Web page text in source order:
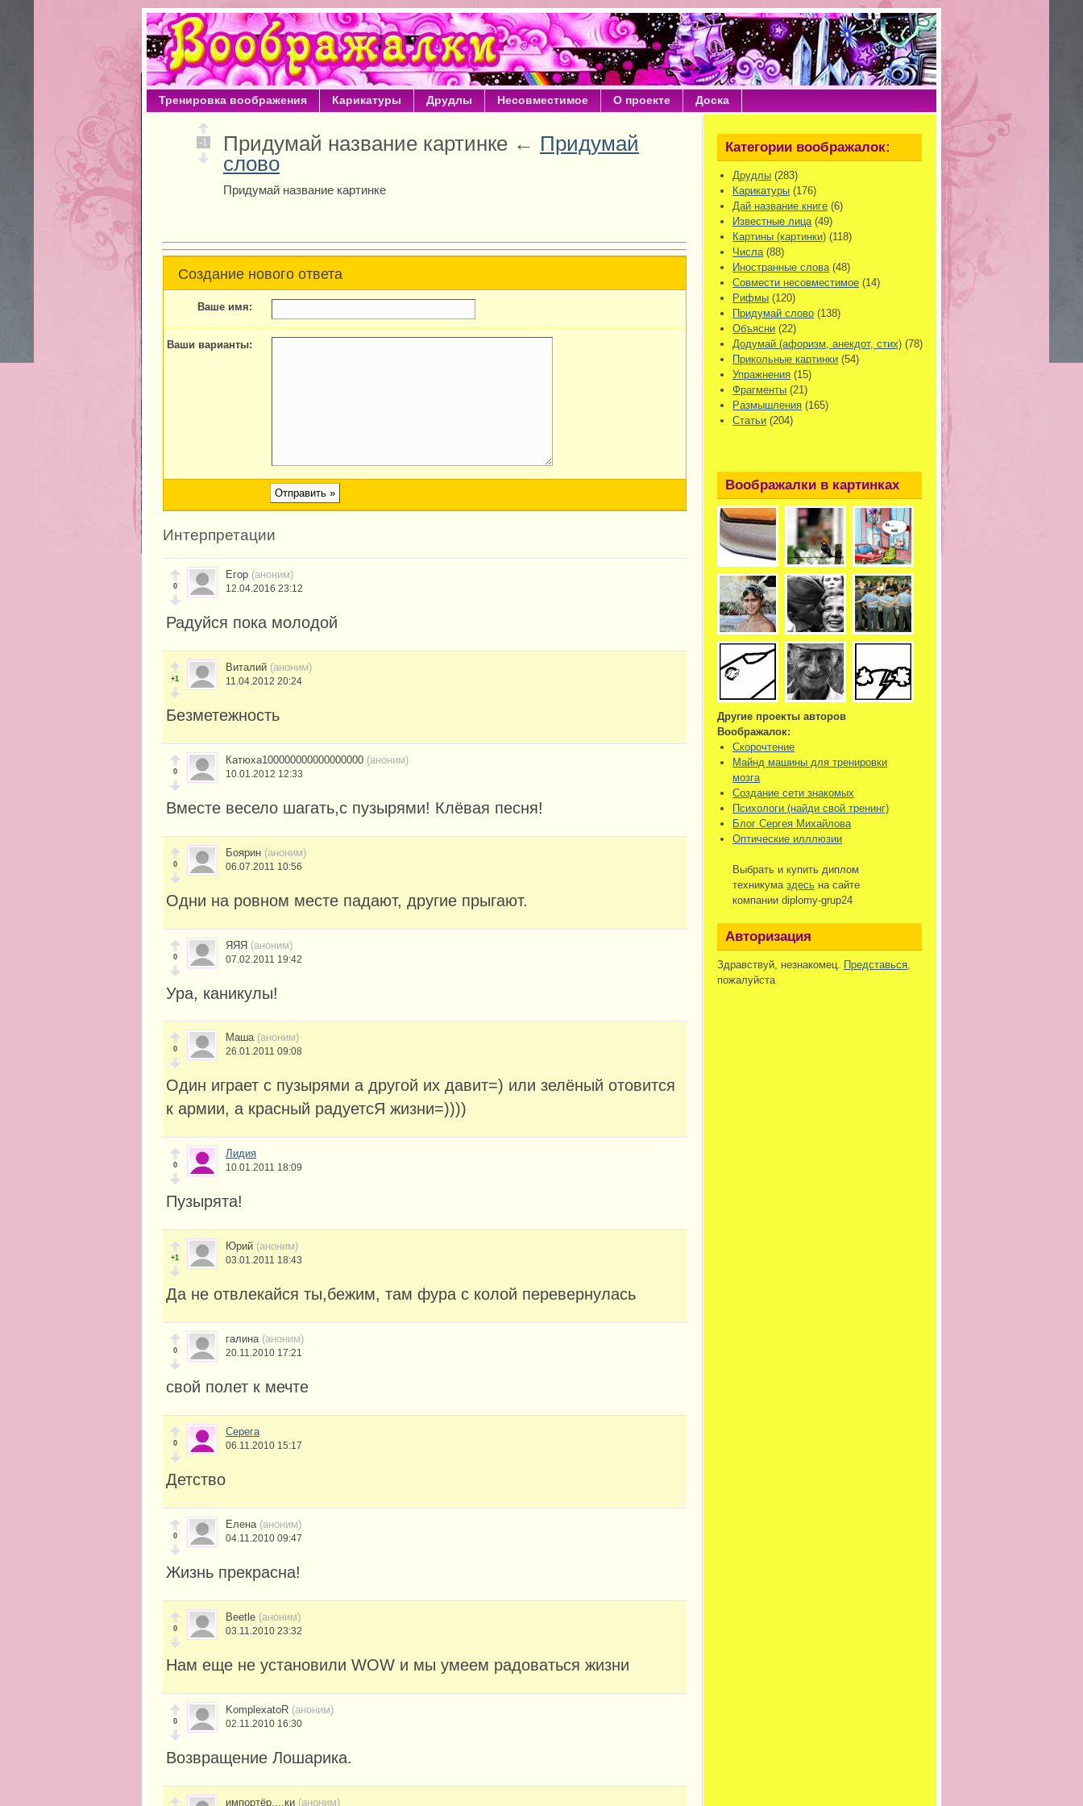
Тренировка воображения Карикатуры Друдлы Несовместимое О проекте Доска
-1 Придумай название картинке ← Придумай
слово
Придумай название картинке
Создание нового ответа
Ваше имя:
Ваши варианты:
Интерпретации
0
Егор (аноним)
12.04.2016 23:12
Радуйся пока молодой
+1
Виталий (аноним)
11.04.2012 20:24
Безметежность
0
Катюха100000000000000000 (аноним)
10.01.2012 12:33
Вместе весело шагать,с пузырями! Клёвая песня!
0
Боярин (аноним)
06.07.2011 10:56
Одни на ровном месте падают, другие прыгают.
0
ЯЯЯ (аноним)
07.02.2011 19:42
Ура, каникулы!
0
Маша (аноним)
26.01.2011 09:08
Один играет с пузырями а другой их давит=) или зелёный отовится
к армии, а красный радуетсЯ жизни=))))
0
Лидия
10.01.2011 18:09
Пузырята!
+1
Юрий (аноним)
03.01.2011 18:43
Да не отвлекайся ты,бежим, там фура с колой перевернулась
0
галина (аноним)
20.11.2010 17:21
свой полет к мечте
0
Серега
06.11.2010 15:17
Детство
0
Елена (аноним)
04.11.2010 09:47
Жизнь прекрасна!
0
Beetle (аноним)
03.11.2010 23:32
Нам еще не установили WOW и мы умеем радоваться жизни
0
KomplexatoR (аноним)
02.11.2010 16:30
Возвращение Лошарика.
импортёр....ки (аноним)
Категории воображалок:
Друдлы (283)
Карикатуры (176)
Дай название книге (6)
Известные лица(49)
Картины (картинки) (118)
Числа(88)
Иностранные слова(48)
Совмести несовместимое (14)
Рифмы (120)
Придумай слово (138)
Объясни (22)
Додумай (афоризм, анекдот, стих) (78)
Прикольные картинки (54)
Упражнения (15)
Фрагменты (21)
Размышления (165)
Статьи (204)
Воображалки в картинках
Другие проекты авторов
Воображалок:
Скорочтение
Майнд машины для тренировки
мозга
Создание сети знакомых
Психологи (найди свой тренинг)
Блог Сергея Михайлова
Оптические илллюзии
Выбрать и купить диплом
техникумаздесь на сайте
компании diplomy-grup24
Авторизация
Здравствуй, незнакомец. Представься,
пожалуйста